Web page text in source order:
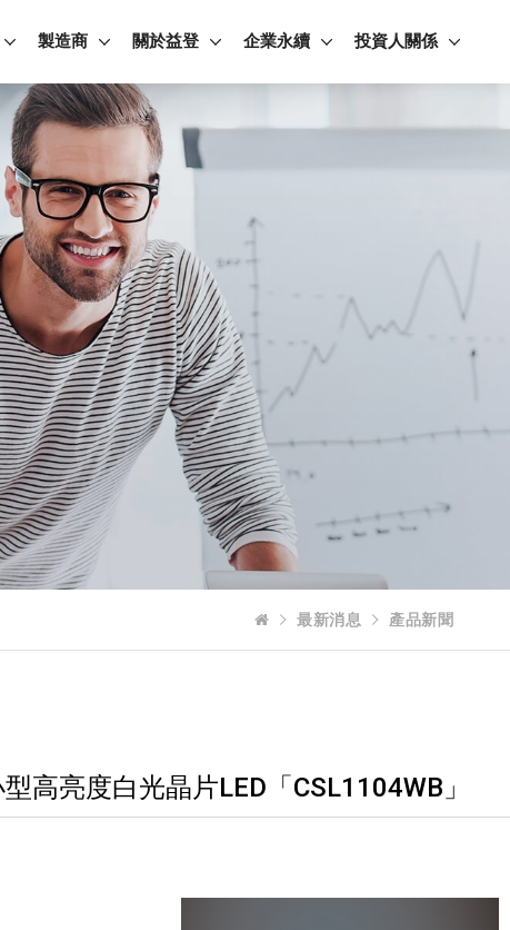
製造商 關於益登 企業永續 投資人關係
最新消息 產品新聞
高亮度白光晶片LED「CSL1104WB」